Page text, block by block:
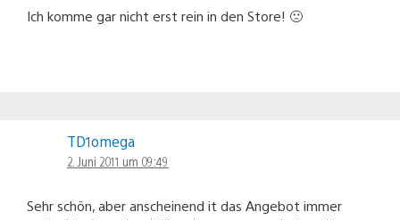
Ich komme gar nicht erst rein in den Store! 🙁
TD1omega
2. Juni 2011 um 09:49
Sehr schön, aber anscheinend it das Angebot immer